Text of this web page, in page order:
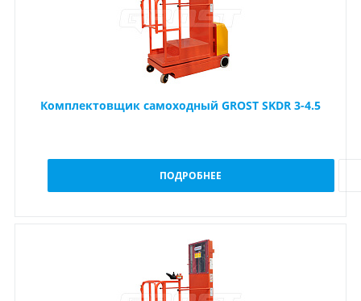
Комплектовщик самоходный GROST SKDR 3-4.5
ПОДРОБНЕЕ